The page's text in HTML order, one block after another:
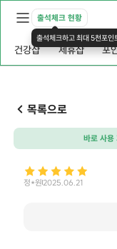
출석체크 현황
출석체크하고 최대 5천포인
건강샵 제휴샵 포
목록으로
바로 사
정*원2025.06.21